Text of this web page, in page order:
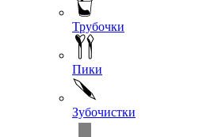
Трубочки
Пики
Зубочистки